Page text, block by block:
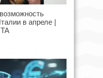
в апреле |